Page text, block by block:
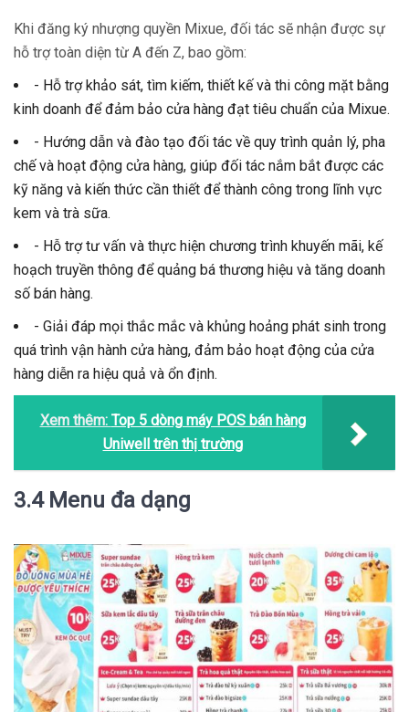
Khi đăng ký nhượng quyền Mixue, đối tác sẽ nhận được sự
hỗ trợ toàn diện từ A đến Z, bao gồm:
- Hỗ trợ khảo sát, tìm kiếm, thiết kế và thi công mặt bằng
kinh doanh để đảm bảo cửa hàng đạt tiêu chuẩn của Mixue.
- Hướng dẫn và đào tạo đối tác về quy trình quản lý, pha
chế và hoạt động cửa hàng, giúp đối tác nắm bắt được các
kỹ năng và kiến thức cần thiết để thành công trong lĩnh vực
kem và trà sữa.
- Hỗ trợ tư vấn và thực hiện chương trình khuyến mãi, kế
hoạch truyền thông để quảng bá thương hiệu và tăng doanh
số bán hàng.
- Giải đáp mọi thắc mắc và khủng hoảng phát sinh trong
quá trình vận hành cửa hàng, đảm bảo hoạt động của cửa
hàng diễn ra hiệu quả và ổn định.
Xem thêm: Top 5 dòng máy POS bán hàng
Uniwell trên thị trường
3.4 Menu đa dạng